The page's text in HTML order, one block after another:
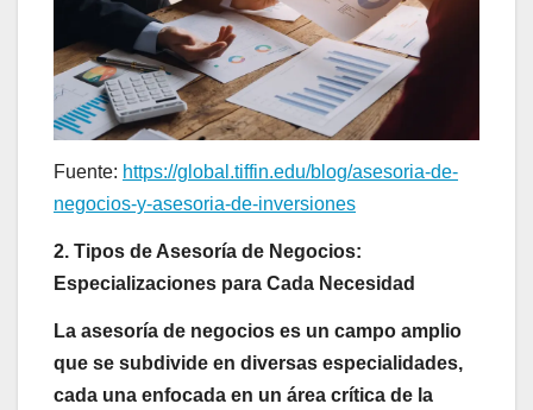
Fuente: https://global.tiffin.edu/blog/asesoria-de-
negocios-y-asesoria-de-inversiones
2. Tipos de Asesoría de Negocios:
Especializaciones para Cada Necesidad
La asesoría de negocios es un campo amplio
que se subdivide en diversas especialidades,
cada una enfocada en un área crítica de la